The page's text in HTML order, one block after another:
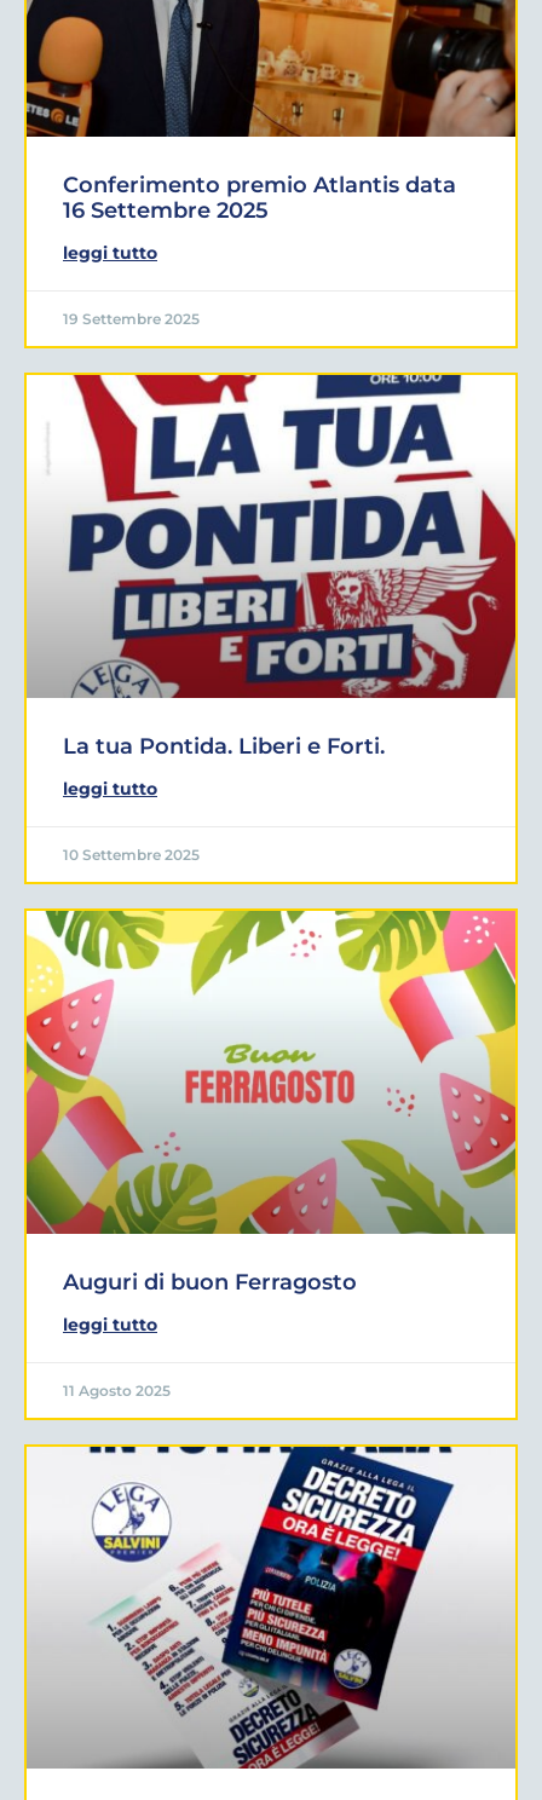
Conferimento premio Atlantis data
16 Settembre 2025
leggi tutto
19 Settembre 2025
La tua Pontida. Liberi e Forti.
leggi tutto
10 Settembre 2025
Auguri di buon Ferragosto
leggi tutto
11 Agosto 2025